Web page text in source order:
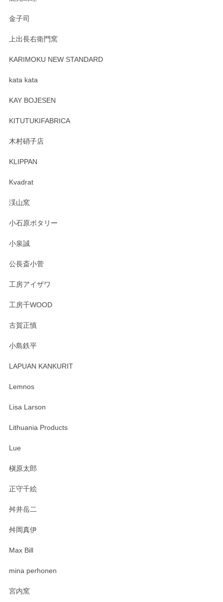
が、 しっかり梱包されていたので割れてはないと思います。
頂き誠にありがとうございます。 そしてレビュ
しくお願いいたします。
淡いグリーンのカラーがとても可愛いです❤️ ありがとうござ
す。 素敵な湯呑みでとても気に入りました。 発送も早く、
たm(_)m
います。無事に届いたようで安心いたしまし
金子司
上出長右衛門窯
KARIMOKU NEW STANDARD
kata kata
KAY BOJESEN
KITUTUKIFABRICA
木村硝子店
KLIPPAN
Kvadrat
渓山窯
小石原ポタリー
小泉誠
公長斎小菅
工房アイザワ
工房千WOOD
古賀正慎
小島鉄平
LAPUAN KANKURIT
Lemnos
Lisa Larson
Lithuania Products
Lue
槇原太郎
正守千絵
舛井岳二
舛岡真伊
Max Bill
mina perhonen
宮内窯